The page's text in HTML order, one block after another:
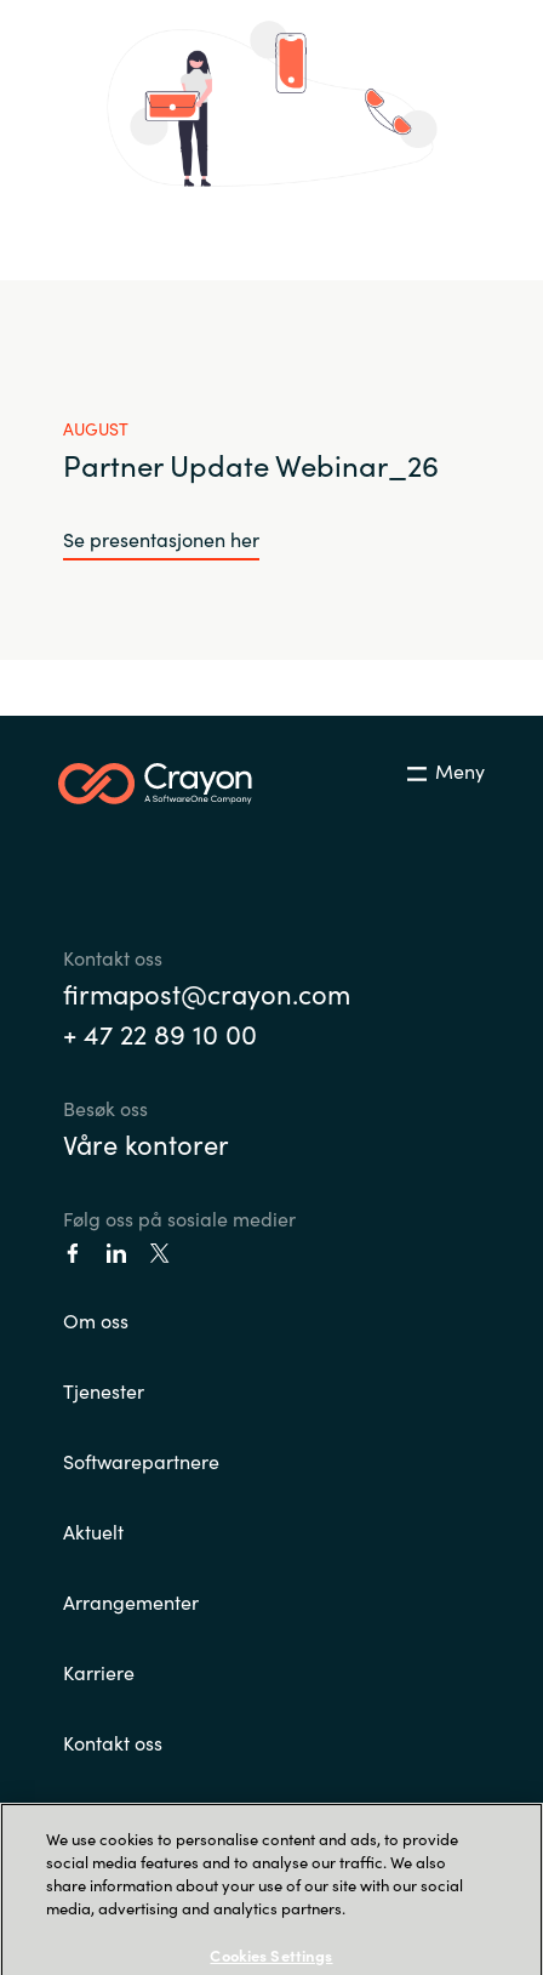
Poland
Portugal
Spain
Sri Lanka
Ukraine
United Kingdom
AUGUST
Partner Update Webinar_26
Se presentasjonen her
Meny
Kontakt oss
firmapost@crayon.com
+ 47 22 89 10 00
Besøk oss
Våre kontorer
Følg oss på sosiale medier
Om oss
Tjenester
Softwarepartnere
Aktuelt
Arrangementer
Karriere
Kontakt oss
Customer terms and conditions
We use cookies to personalise content and ads, to provide
social media features and to analyse our traffic. We also
share information about your use of our site with our social
media, advertising and analytics partners.
Cookies Settings